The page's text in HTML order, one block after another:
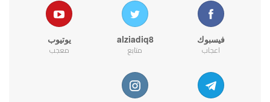
فيسبوك
اعجاب
alziadiq8
متابع
يوتيوب
معجب